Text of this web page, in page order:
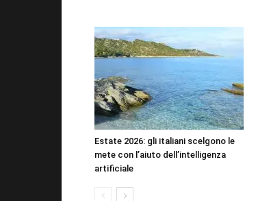
Estate 2026: gli italiani scelgono le
mete con l’aiuto dell’intelligenza
artificiale